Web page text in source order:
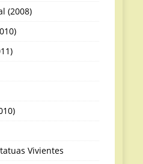
(2008)
Vivientes